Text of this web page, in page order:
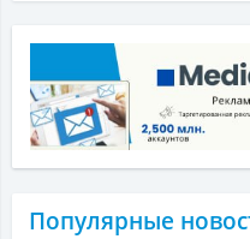
Популярные